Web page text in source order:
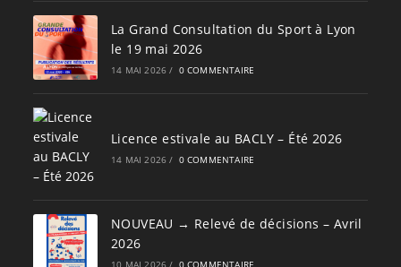
La Grand Consultation du Sport à Lyon
le 19 mai 2026
14 MAI 2026 / 0 COMMENTAIRE
Licence estivale au BACLY – Été 2026
14 MAI 2026 / 0 COMMENTAIRE
NOUVEAU → Relevé de décisions – Avril
2026
10 MAI 2026 / 0 COMMENTAIRE